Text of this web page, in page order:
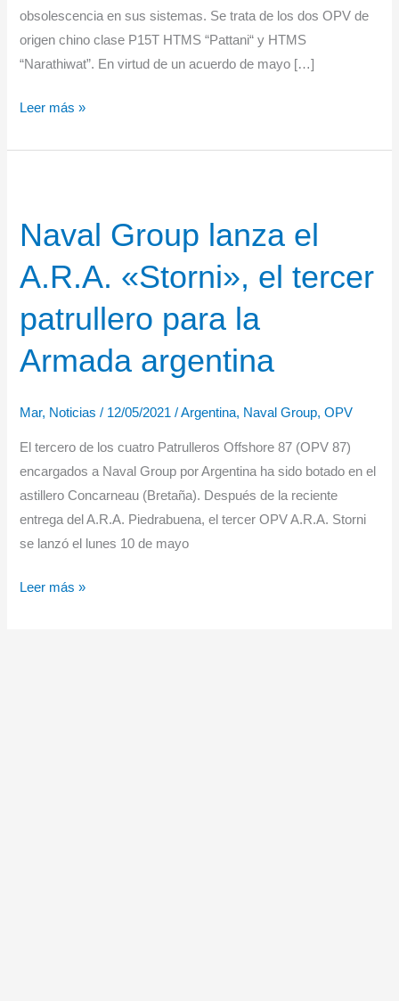
obsolescencia en sus sistemas. Se trata de los dos OPV de
origen chino clase P15T HTMS “Pattani“ y HTMS
“Narathiwat”. En virtud de un acuerdo de mayo […]
NAVANTIA
dos
la
Tailandesa
Leer más »
Naval Group lanza el
A.R.A. «Storni», el tercer
patrullero para la
Armada argentina
Mar, Noticias / 12/05/2021/Argentina, Naval Group,OPV
El tercero de los cuatro Patrulleros Offshore 87 (OPV 87)
encargados a Naval Group por Argentina ha sido botado en el
astillero Concarneau (Bretaña). Después de la reciente
entrega del A.R.A. Piedrabuena, el tercer OPV A.R.A. Storni
se lanzó el lunes 10 de mayo
Naval
Leer más »